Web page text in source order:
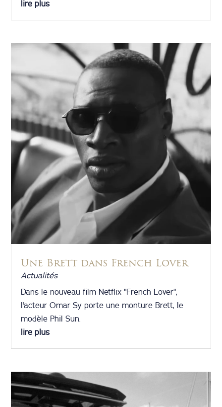
lire plus
Une Brett dans French Lover
Actualités
Dans le nouveau film Netflix "French Lover",
l'acteur Omar Sy porte une monture Brett, le
modèle Phil Sun.
lire plus